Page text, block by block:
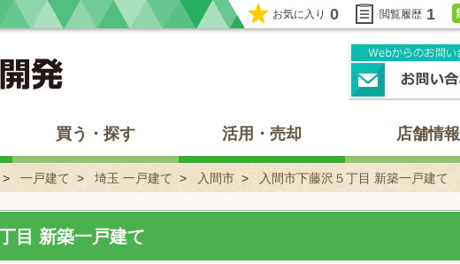
お気に入り 0 閲覧履歴 1
買う・探す 活用・売却 店舗情報
一戸建て 埼玉 一戸建て 入間市 入間市下藤沢５丁目 新築一戸建て
目 新築一戸建て